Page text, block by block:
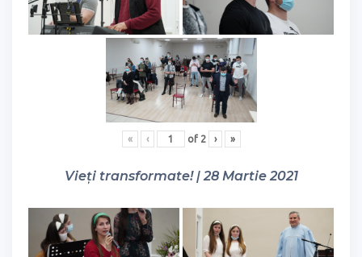
« ‹ of 2 › »
Vieți transformate! | 28 Martie 2021